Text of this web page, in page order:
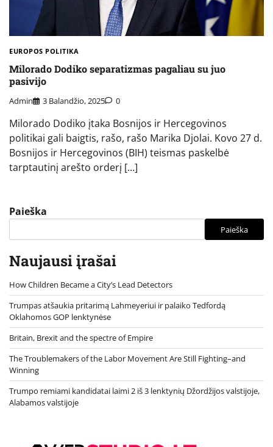
EUROPOS POLITIKA
Milorado Dodiko separatizmas pagaliau su juo
pasivijo
Admin 3 Balandžio, 2025 0
Milorado Dodiko įtaka Bosnijos ir Hercegovinos
politikai gali baigtis, rašo, rašo Marika Djolai. Kovo 27 d.
Bosnijos ir Hercegovinos (BIH) teismas paskelbė
tarptautinį arešto orderį […]
Paieška
Paieška
Naujausi įrašai
How Children Became a City’s Lead Detectors
Trumpas atšaukia pritarimą Lahmeyeriui ir palaiko Tedfordą
Oklahomos GOP lenktynėse
Britain, Brexit and the spectre of Empire
The Troublemakers of the Labor Movement Are Still Fighting–and
Winning
Trumpo remiami kandidatai laimi 2 iš 3 lenktynių Džordžijos valstijoje,
Alabamos valstijoje